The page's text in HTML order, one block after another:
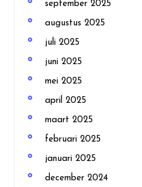
september 2025
augustus 2025
juli 2025
juni 2025
mei 2025
april 2025
maart 2025
februari 2025
januari 2025
december 2024